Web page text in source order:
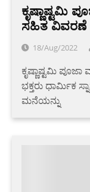
ಕೃಷ್ಣಾಷ್ಟಮಿ
ಸಹಿತ ವಿವರಣೆ
18/Aug/2022
ಕೃಷ್ಣಾಷ್ಟಮಿ ಪೂಜಾ
ಭಕ್ತರು ಧಾರ್ಮಿಕ
ಮನೆಯನ್ನು